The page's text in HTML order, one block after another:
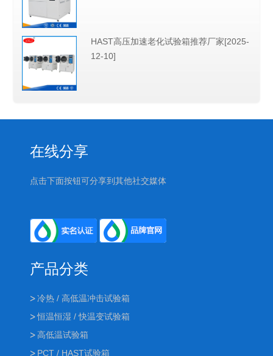
HAST高压加速老化试验箱推荐厂家[2025-
12-10]
在线分享
点击下面按钮可分享到其他社交媒体
产品分类
冷热 / 高低温冲击试验箱
恒温恒湿 / 快温变试验箱
高低温试验箱
PCT / HAST试验箱